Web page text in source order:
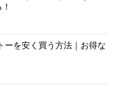
ーを安く買う方法｜お得な